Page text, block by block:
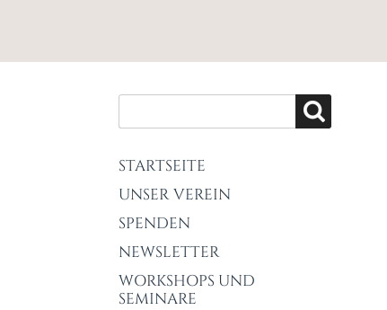
STARTSEITE
UNSER VEREIN
SPENDEN
NEWSLETTER
WORKSHOPS UND
SEMINARE